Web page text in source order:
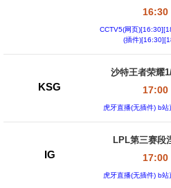
16:30
CCTV5(网页
(插件
KSG
沙特王者荣耀
17:00
虎牙直播(无插件) b站
IG
LPL第三赛段
17:00
虎牙直播(无插件) b站